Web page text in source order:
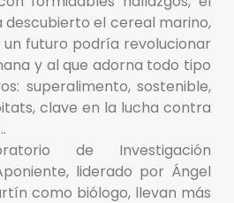
descubierto el cereal marino,
futuro podría revolucionar
y al que adorna todo tipo
superalimento, sostenible,
clave en la lucha contra
de Investigación
liderado por Ángel
como biólogo, llevan más